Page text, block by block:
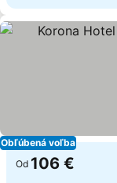
Obľúbená voľba
Od 106 €